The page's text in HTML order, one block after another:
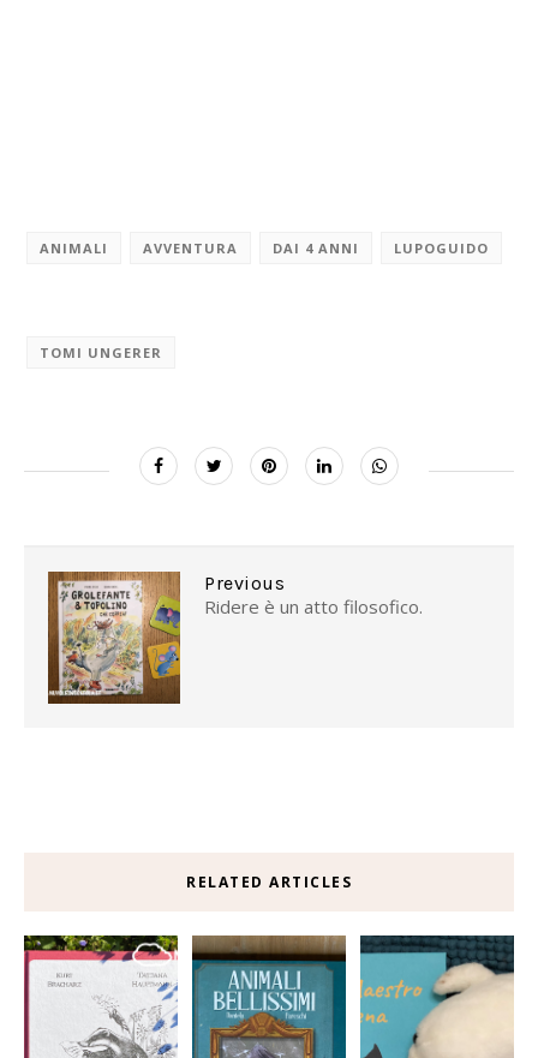
ANIMALI AVVENTURA DAI 4 ANNI LUPOGUIDO
TOMI UNGERER
Previous
Ridere è un atto filosofico.
RELATED ARTICLES